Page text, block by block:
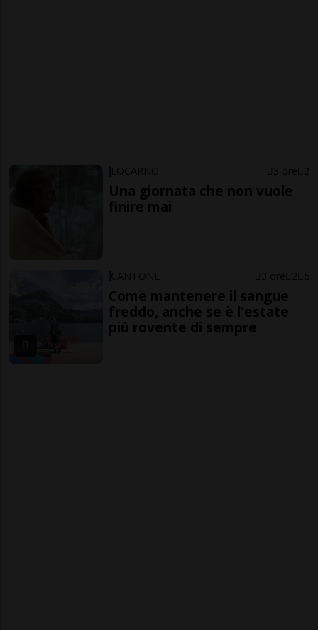
LOCARNO 3 ore 2
Una giornata che non vuole
finire mai
CANTONE 3 ore 2 5
Come mantenere il sangue
freddo, anche se è l'estate
più rovente di sempre